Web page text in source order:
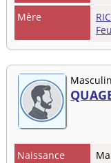
Mère
Masculin
Naissance